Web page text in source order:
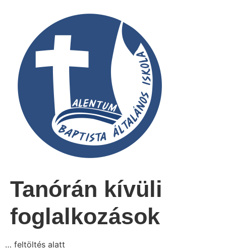
Tanórán kívüli
foglalkozások
… feltöltés alatt